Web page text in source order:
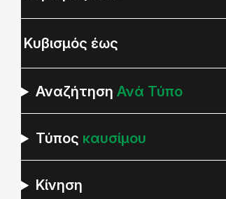
ΑναζήτησηΑνά Τύπο
Τύπος καυσίμου
Κίνηση